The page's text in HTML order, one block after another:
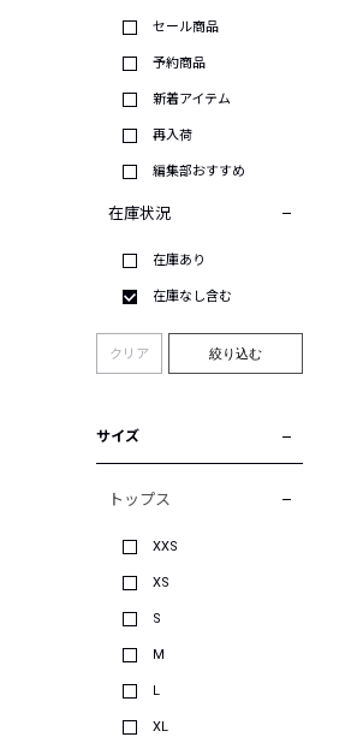
セール商品
予約商品
新着アイテム
再入荷
編集部おすすめ
在庫状況
在庫あり
在庫なし含む
クリア 絞り込む
サイズ
トップス
XXS
XS
S
M
L
XL